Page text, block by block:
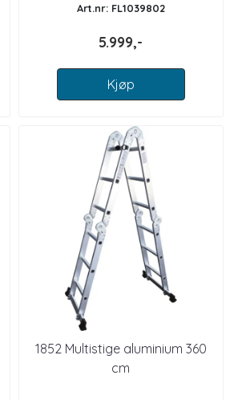
Art.nr: FL1039802
5.999,-
Kjøp
1852 Multistige aluminium 360
cm